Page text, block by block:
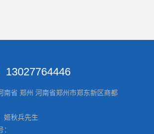
燃气真空锅炉厂商
13027764446
南省 郑州 河南省郑州市郑东新区商都
姬秋兵先生